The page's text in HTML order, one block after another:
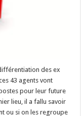
des ex
43 agents vont
pour leur future
lieu, il a fallu savoir
ou si on les regroupe